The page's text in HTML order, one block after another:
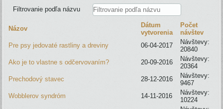
Filtrovanie podľa názvu
Názov
Dátum
vytvorenia
Počet
návštev
Pre psy jedovaté rastliny a dreviny
06-04-2017
Návštevy:
20840
Ako je to vlastne s odčervovaním?
20-09-2016
Návštevy:
20364
Prechodový stavec
28-12-2016
Návštevy:
9467
Wobblerov syndróm
14-11-2016
Návštevy:
10224